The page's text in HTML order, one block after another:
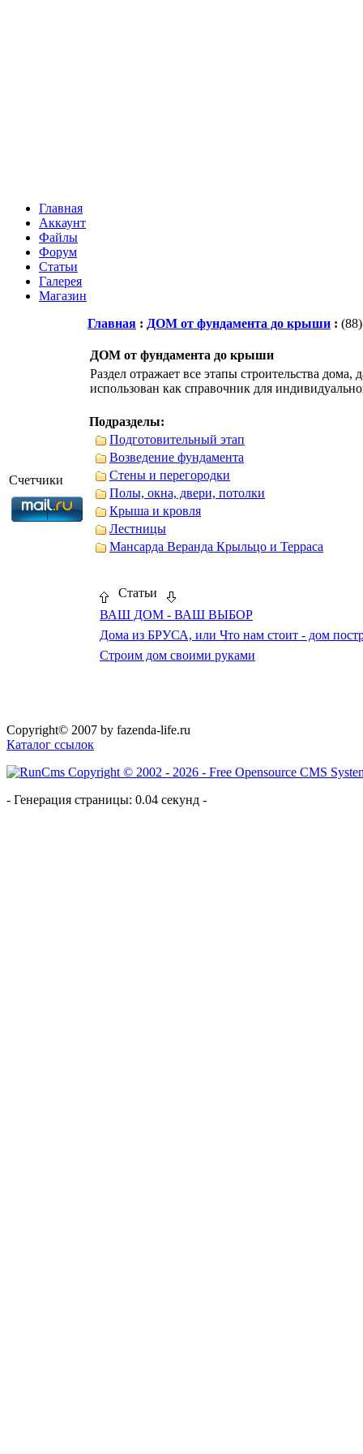
Главная
Аккаунт
Файлы
Форум
Статьи
Галерея
Магазин
Счетчики
Главная : ДОМ от фундамента до крыши : (88)
ДОМ от фундамента до крыши
Раздел отражает все этапы строительства
использован как справочник для
Подразделы:
Подготовительный этап
Возведение фундамента
Стены и перегородки
Полы, окна, двери, потолки
Крыша и кровля
Лестницы
Мансарда Веранда Крыльцо и Терраса
Статьи
ВАШ ДОМ - ВАШ ВЫБОР
Дома из БРУСА, или Что нам стоит - дом
Строим дом своими руками
Copyright© 2007 by fazenda-life.ru
Каталог ссылок
- Генерация страницы: 0.04 секунд -